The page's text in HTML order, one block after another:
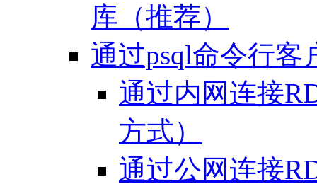
库（推荐）
通过psql命令行客
通过内网连接
方式）
通过公网连接